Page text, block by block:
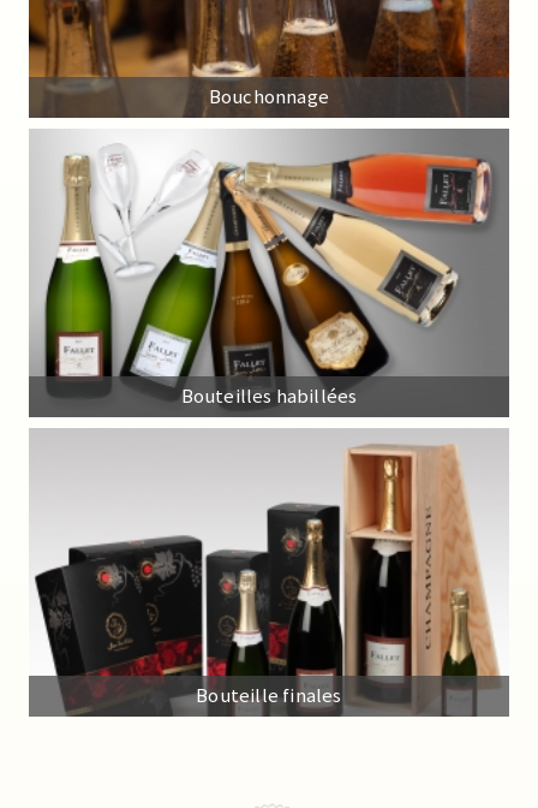
Bouchonnage
Bouteilles habillées
Bouteille finales